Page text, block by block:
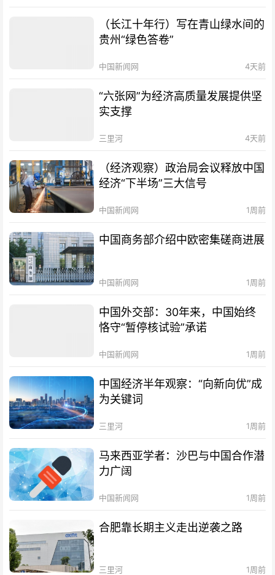
（长江十年行）写在青山绿水间的
贵州“绿色答卷”
中国新闻网 4天前
“六张网”为经济高质量发展提供坚
实支撑
三里河 4天前
（经济观察）政治局会议释放中国
经济“下半场”三大信号
中国新闻网 1周前
中国商务部介绍中欧密集磋商进展
中国新闻网 1周前
中国外交部：30年来，中国始终
恪守“暂停核试验”承诺
中国新闻网 1周前
中国经济半年观察：“向新向优”成
为关键词
三里河 1周前
马来西亚学者：沙巴与中国合作潜
力广阔
中国新闻网 1周前
合肥靠长期主义走出逆袭之路
三里河 1周前